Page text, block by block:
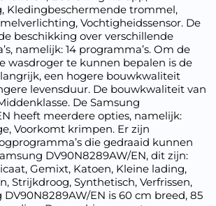
Kledingbeschermende trommel,
Vochtigheidssensor. De
beschikking over verschillende
namelijk: 14 programma’s. Om de
wasdroger te kunnen bepalen is de
een hogere bouwkwaliteit
levensduur. De bouwkwaliteit van
De Samsung
heeft meerdere opties, namelijk:
Voorkomt krimpen. Er zijn
die gedraaid kunnen
DV90N8289AW/EN, dit zijn:
Gemixt, Katoen, Kleine lading,
Strijkdroog, Synthetisch, Verfrissen,
DV90N8289AW/EN is 60 cm breed, 85